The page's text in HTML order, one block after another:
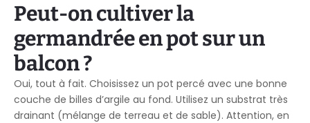
Peut-on cultiver la
germandrée en pot sur un
balcon ?
Oui, tout à fait. Choisissez un pot percé avec une bonne
couche de billes d’argile au fond. Utilisez un substrat très
drainant (mélange de terreau et de sable). Attention, en